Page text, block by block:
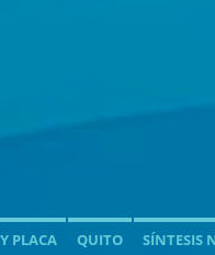
PLACA QUITO SÍNTESIS